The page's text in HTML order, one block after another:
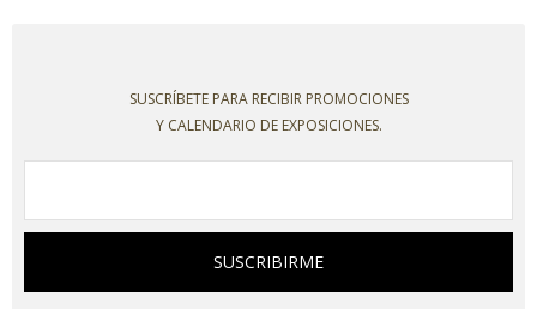
SUSCRÍBETE PARA RECIBIR PROMOCIONES
Y CALENDARIO DE EXPOSICIONES.
SUSCRIBIRME